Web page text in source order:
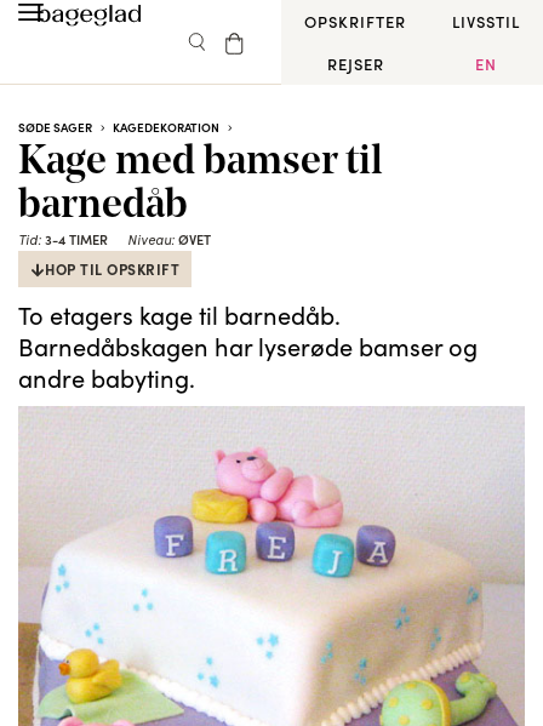
OPSKRIFTER
LIVSSTIL
REJSER
EN
SØDE SAGER KAGEDEKORATION
Kage med bamser til
barnedåb
Tid: 3-4 TIMER Niveau: ØVET
HOP TIL OPSKRIFT
To etagers kage til barnedåb.
Barnedåbskagen har lyserøde bamser og
andre babyting.